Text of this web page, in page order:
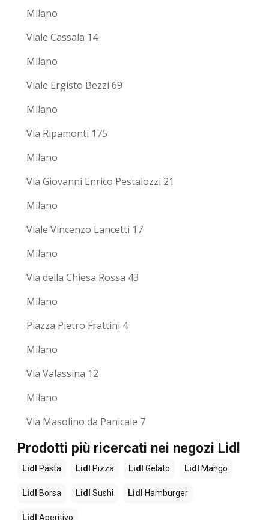
Milano
Viale Cassala 14
Milano
Viale Ergisto Bezzi 69
Milano
Via Ripamonti 175
Milano
Via Giovanni Enrico Pestalozzi 21
Milano
Viale Vincenzo Lancetti 17
Milano
Via della Chiesa Rossa 43
Milano
Piazza Pietro Frattini 4
Milano
Via Valassina 12
Milano
Via Masolino da Panicale 7
Prodotti più ricercati nei negozi Lidl
Lidl Pasta Lidl Pizza Lidl Gelato Lidl Mango
Lidl Borsa Lidl Sushi Lidl Hamburger
Lidl Aperitivo